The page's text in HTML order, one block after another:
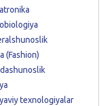
(Fashion)
texnologiyalar